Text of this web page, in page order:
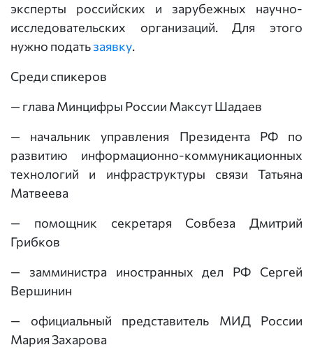
эксперты российских и зарубежных научно-
исследовательских организаций. Для этого
нужно податьзаявку.
Среди спикеров
— глава Минцифры России Максут Шадаев
— начальник управления Президента РФ по
развитию информационно-коммуникационных
технологий и инфраструктуры связи Татьяна
Матвеева
— помощник секретаря Совбеза Дмитрий
Грибков
— замминистра иностранных дел РФ Сергей
Вершинин
— официальный представитель МИД России
Мария Захарова